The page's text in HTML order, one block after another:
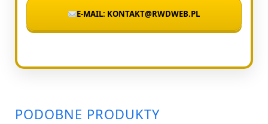
E-MAIL: KONTAKT@RWDWEB.PL
PODOBNE PRODUKTY